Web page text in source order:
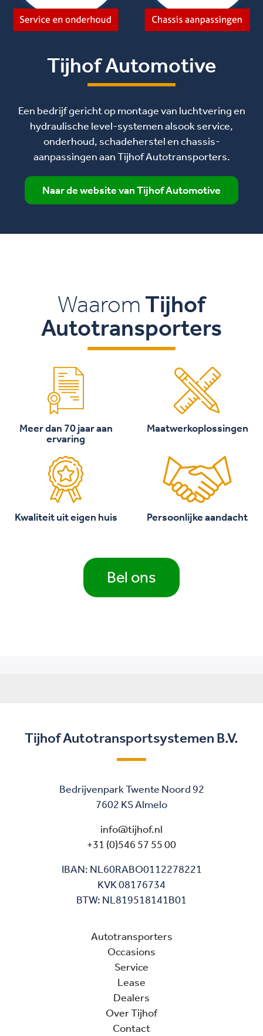
Tijhof Automotive
Een bedrijf gericht op montage van luchtvering en
hydraulische level-systemen alsook service,
onderhoud, schadeherstel en chassis-
aanpassingen aan Tijhof Autotransporters.
Naar de website van Tijhof Automotive
Waarom Tijhof
Autotransporters
Meer dan 70 jaar aan
ervaring
Maatwerkoplossingen
Kwaliteit uit eigen huis Persoonlijke aandacht
Bel ons
Tijhof Autotransportsystemen B.V.
Bedrijvenpark Twente Noord 92
7602 KS Almelo
info@tijhof.nl
+31 (0)546 57 55 00
IBAN: NL60RABO0112278221
KVK 08176734
BTW: NL819518141B01
Autotransporters
Occasions
Service
Lease
Dealers
Over Tijhof
Contact